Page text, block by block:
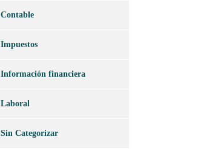
Contable
Impuestos
Información financiera
Laboral
Sin Categorizar